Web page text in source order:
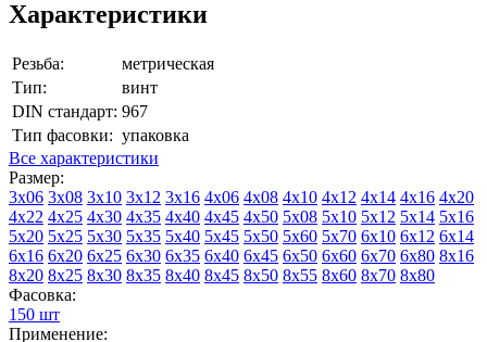
Характеристики
Резьба:
метрическая
Тип:
винт
DIN стандарт: 967
Тип фасовки: упаковка
Все характеристики
Размер:
3х06 3х08 3х10 3х12 3х16 4х06 4х08 4х10 4х12 4х14 4х16 4х20
4х22 4х25 4х30 4х35 4х40 4х45 4х50 5х08 5х10 5х12 5х14 5х16
5х20 5х25 5х30 5х35 5х40 5х45 5х50 5х60 5х70 6х10 6х12 6х14
6х16 6х20 6х25 6х30 6х35 6х40 6х45 6х50 6х60 6х70 6х80 8х16
8х20 8х25 8х30 8х35 8х40 8х45 8х50 8х55 8х60 8х70 8х80
Фасовка:
150 шт
Применение: